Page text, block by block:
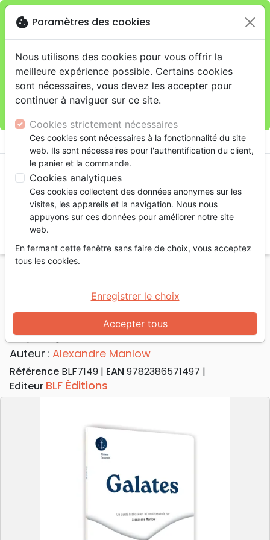
Je veux retirer ma commande au 11 rue de Rive,
Genèveclose
warningCette boutique en ligne est limitée au retrait en
magasin.
Pour les livraisons à domicile, veuillez passer vos
commandes sur la boutique La Maison de la Bible
shopping_cart
Accueil Livres Commentaires
Galates
Galates - Se plonger dans la Parole
Galates
Se plonger dans la Parole
Auteur : Alexandre Manlow
Référence BLF7149 EAN 9782386571497
Editeur BLF Éditions
cookie Paramètres des cookies
Nous utilisons des cookies pour vous offrir la
meilleure expérience possible. Certains cookies
sont nécessaires, vous devez les accepter pour
continuer à naviguer sur ce site.
Cookies strictement nécessaires
Ces cookies sont nécessaires à la fonctionnalité du site
web. Ils sont nécessaires pour l'authentification du client,
le panier et la commande.
Cookies analytiques
Ces cookies collectent des données anonymes sur les
visites, les appareils et la navigation. Nous nous
appuyons sur ces données pour améliorer notre site
web.
En fermant cette fenêtre sans faire de choix, vous acceptez
tous les cookies.
Accepter tous
Enregistrer le choix